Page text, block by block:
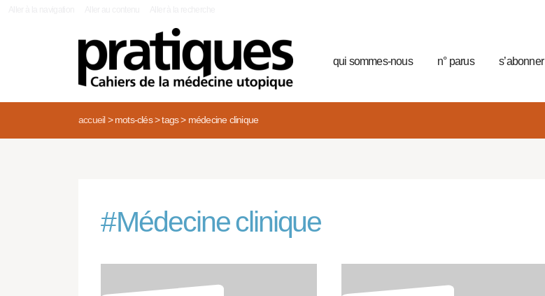
qui sommes-nous n° parus s’abonner
accueil> mots-clés> tags> médecine clinique
#Médecine clinique